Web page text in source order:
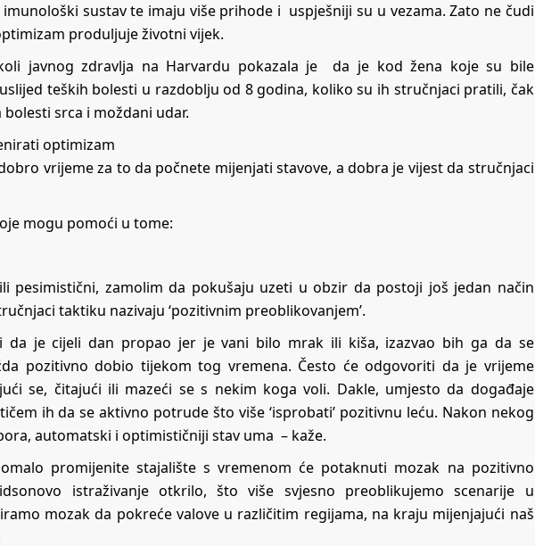
sustav te imaju više prihode i uspješniji su u vezama. Zato ne čudi
produljuje životni vijek.
javnog zdravlja na Harvardu pokazala je da je kod žena koje su bile
teških bolesti u razdoblju od 8 godina, koliko su ih stručnjaci pratili, čak
srca i moždani udar.
optimizam
vrijeme za to da počnete mijenjati stavove, a dobra je vijest da stručnjaci
mogu pomoći u tome:
pesimistični, zamolim da pokušaju uzeti u obzir da postoji još jedan način
taktiku nazivaju ‘pozitivnim preoblikovanjem’.
da je cijeli dan propao jer je vani bilo mrak ili kiša, izazvao bih ga da se
pozitivno dobio tijekom tog vremena. Često će odgovoriti da je vrijeme
se, čitajući ili mazeći se s nekim koga voli. Dakle, umjesto da događaje
ih da se aktivno potrude što više ‘isprobati’ pozitivnu leću. Nakon nekog
automatski i optimističniji stav uma – kaže.
promijenite stajalište s vremenom će potaknuti mozak na pozitivno
istraživanje otkrilo, što više svjesno preoblikujemo scenarije u
mozak da pokreće valove u različitim regijama, na kraju mijenjajući naš